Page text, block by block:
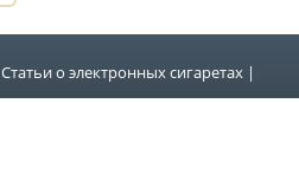
Статьи о электронных сигаретах |